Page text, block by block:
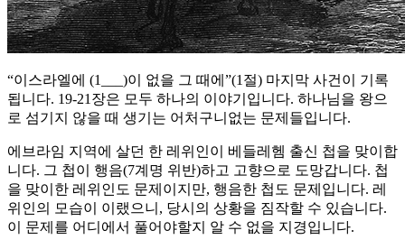
“이스라엘에 (1___)이 없을 그 때에”(1절) 마지막 사건이 기록
됩니다. 19-21장은 모두 하나의 이야기입니다. 하나님을 왕으
로 섬기지 않을 때 생기는 어처구니없는 문제들입니다.
에브라임 지역에 살던 한 레위인이 베들레헴 출신 첩을 맞이합
니다. 그 첩이 행음(7계명 위반)하고 고향으로 도망갑니다. 첩
을 맞이한 레위인도 문제이지만, 행음한 첩도 문제입니다. 레
위인의 모습이 이랬으니, 당시의 상황을 짐작할 수 있습니다.
이 문제를 어디에서 풀어야할지 알 수 없을 지경입니다.